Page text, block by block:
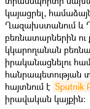
կայացրել,
Ղազախստանում և
բեռնատարներին
կկարողանան
իրականացնելու
հանրապետության
հայտնում է Sputnik
իրավական կայքին։